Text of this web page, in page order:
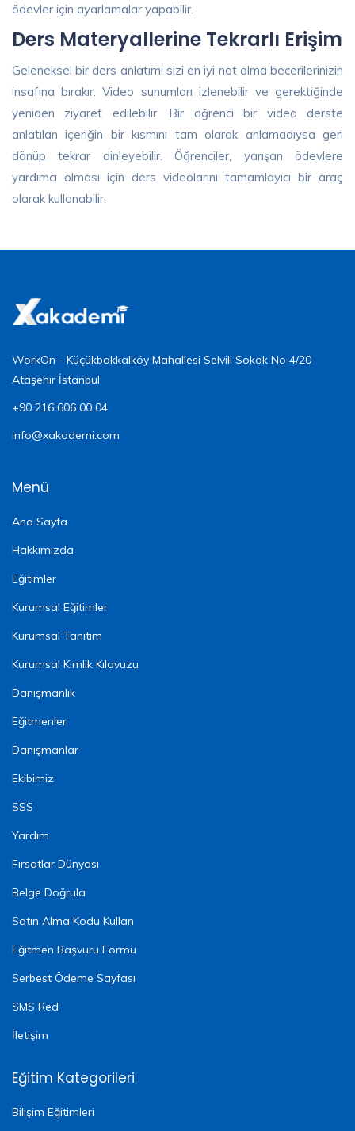
ödevler için ayarlamalar yapabilir.
Ders Materyallerine Tekrarlı Erişim
Geleneksel bir ders anlatımı sizi en iyi not alma becerilerinizin
insafına bırakır. Video sunumları izlenebilir ve gerektiğinde
yeniden ziyaret edilebilir. Bir öğrenci bir video derste
anlatılan içeriğin bir kısmını tam olarak anlamadıysa geri
dönüp tekrar dinleyebilir. Öğrenciler, yarışan ödevlere
yardımcı olması için ders videolarını tamamlayıcı bir araç
olarak kullanabilir.
WorkOn - Küçükbakkalköy Mahallesi Selvili Sokak No 4/20
Ataşehir İstanbul
+90 216 606 00 04
info@xakademi.com
Menü
Ana Sayfa
Hakkımızda
Eğitimler
Kurumsal Eğitimler
Kurumsal Tanıtım
Kurumsal Kimlik Kılavuzu
Danışmanlık
Eğitmenler
Danışmanlar
Ekibimiz
SSS
Yardım
Fırsatlar Dünyası
Belge Doğrula
Satın Alma Kodu Kullan
Eğitmen Başvuru Formu
Serbest Ödeme Sayfası
SMS Red
İletişim
Eğitim Kategorileri
Bilişim Eğitimleri